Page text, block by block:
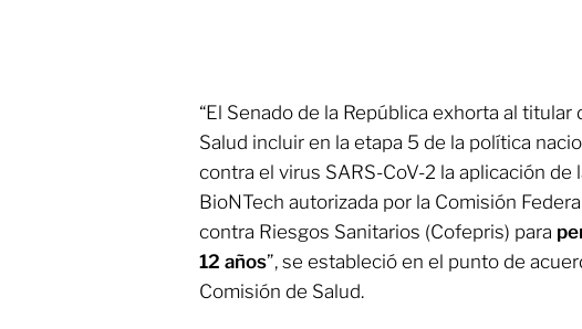
“El Senado de la República exhorta al titular
Salud incluir en la etapa 5 de la política
contra el virus SARS-CoV-2 la aplicación de
BioNTech autorizada por la Comisión
contra Riesgos Sanitarios (Cofepris) para
12 años”, se estableció en el punto de
Comisión de Salud.